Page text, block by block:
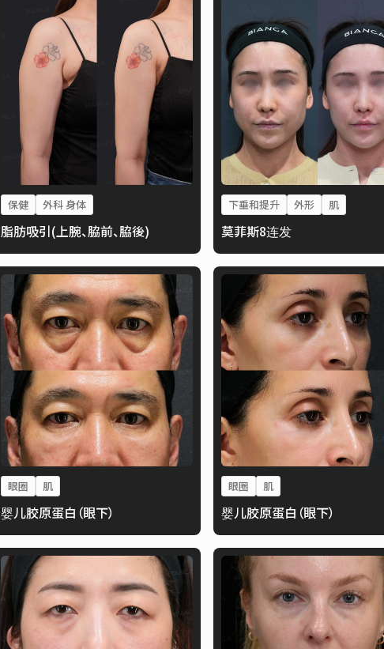
保健 外科 身体
脂肪吸引(上腕、脇前、脇後)
下垂和提升 外形 肌
莫菲斯8连发
眼圈 肌
婴儿胶原蛋白（眼下）
眼圈 肌
婴儿胶原蛋白（眼下）